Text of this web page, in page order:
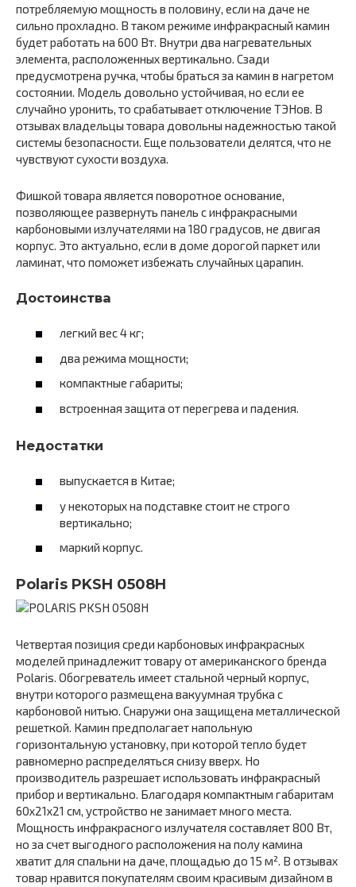
потребляемую мощность в половину, если на даче не
сильно прохладно. В таком режиме инфракрасный камин
будет работать на 600 Вт. Внутри два нагревательных
элемента, расположенных вертикально. Сзади
предусмотрена ручка, чтобы браться за камин в нагретом
состоянии. Модель довольно устойчивая, но если ее
случайно уронить, то срабатывает отключение ТЭНов. В
отзывах владельцы товара довольны надежностью такой
системы безопасности. Еще пользователи делятся, что не
чувствуют сухости воздуха.
Фишкой товара является поворотное основание,
позволяющее развернуть панель с инфракрасными
карбоновыми излучателями на 180 градусов, не двигая
корпус. Это актуально, если в доме дорогой паркет или
ламинат, что поможет избежать случайных царапин.
Достоинства
легкий вес 4 кг;
два режима мощности;
компактные габариты;
встроенная защита от перегрева и падения.
Недостатки
выпускается в Китае;
у некоторых на подставке стоит не строго
вертикально;
маркий корпус.
Polaris PKSH 0508H
Четвертая позиция среди карбоновых инфракрасных
моделей принадлежит товару от американского бренда
Polaris. Обогреватель имеет стальной черный корпус,
внутри которого размещена вакуумная трубка с
карбоновой нитью. Снаружи она защищена металлической
решеткой. Камин предполагает напольную
горизонтальную установку, при которой тепло будет
равномерно распределяться снизу вверх. Но
производитель разрешает использовать инфракрасный
прибор и вертикально. Благодаря компактным габаритам
60х21х21 см, устройство не занимает много места.
Мощность инфракрасного излучателя составляет 800 Вт,
но за счет выгодного расположения на полу камина
хватит для спальни на даче, площадью до 15 м². В отзывах
товар нравится покупателям своим красивым дизайном в